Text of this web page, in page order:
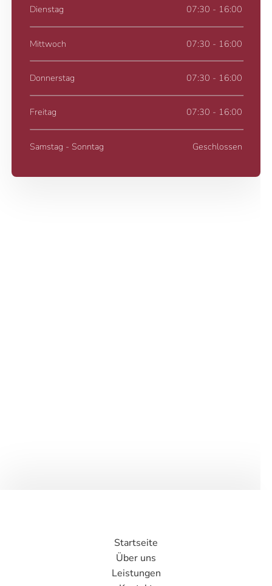
Dienstag 07:30 - 16:00
Mittwoch 07:30 - 16:00
Donnerstag 07:30 - 16:00
Freitag 07:30 - 16:00
Samstag - Sonntag Geschlossen
Startseite
Über uns
Leistungen